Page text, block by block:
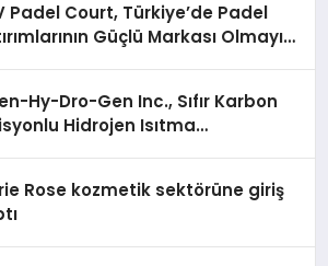
Padel Court, Türkiye’de Padel
Güçlü Markası Olmayı
Hy-Dro-Gen Inc., Sıfır Karbon
Hidrojen Isıtma
Rose kozmetik sektörüne giriş